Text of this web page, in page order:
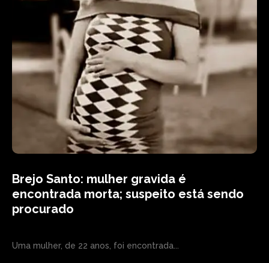
Brejo Santo: mulher gravida é
encontrada morta; suspeito está sendo
procurado
Uma mulher, de 22 anos, foi encontrada...